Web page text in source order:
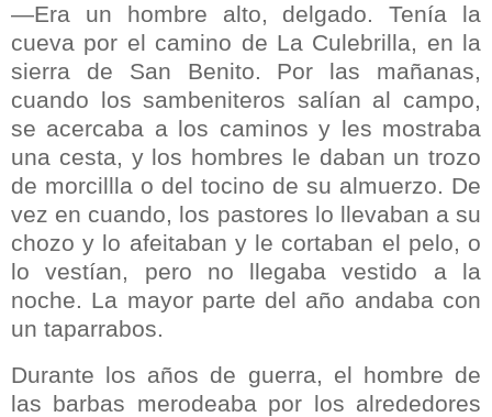
—Era un hombre alto, delgado. Tenía la
cueva por el camino de La Culebrilla, en la
sierra de San Benito. Por las mañanas,
cuando los sambeniteros salían al campo,
se acercaba a los caminos y les mostraba
una cesta, y los hombres le daban un trozo
de morcillla o del tocino de su almuerzo. De
vez en cuando, los pastores lo llevaban a su
chozo y lo afeitaban y le cortaban el pelo, o
lo vestían, pero no llegaba vestido a la
noche. La mayor parte del año andaba con
un taparrabos.
Durante los años de guerra, el hombre de
las barbas merodeaba por los alrededores